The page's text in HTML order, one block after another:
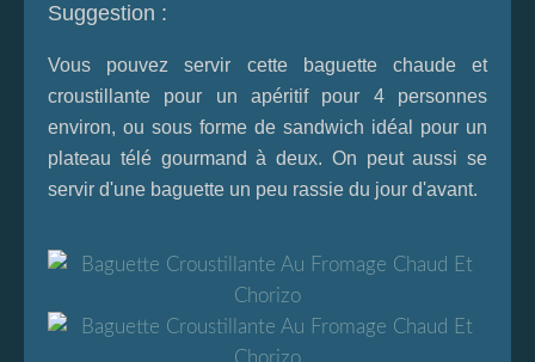
Suggestion :
Vous pouvez servir cette baguette chaude et
croustillante pour un apéritif pour 4 personnes
environ, ou sous forme de sandwich idéal pour un
plateau télé gourmand à deux. On peut aussi se
servir d'une baguette un peu rassie du jour d'avant.